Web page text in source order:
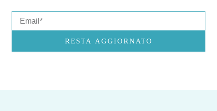
RESTA AGGIORNATO